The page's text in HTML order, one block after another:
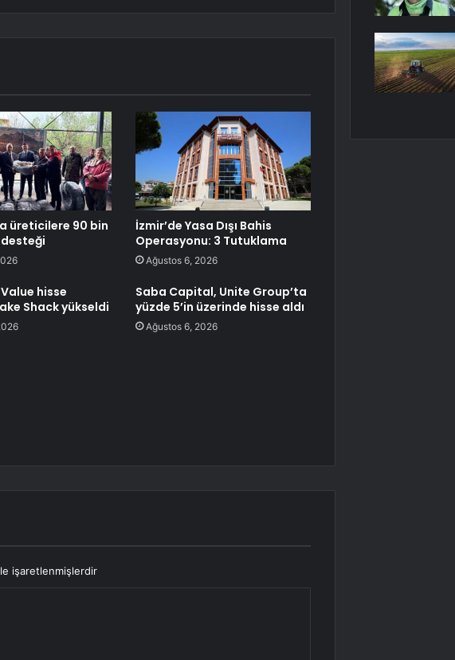
üreticilere 90 bin
İzmir’de Yasa Dışı Bahis
Operasyonu: 3 Tutuklama
Ağustos 6, 2026
hisse
Shack yükseldi
Saba Capital, Unite Group’ta
yüzde 5’in üzerinde hisse aldı
Ağustos 6, 2026
işaretlenmişlerdir